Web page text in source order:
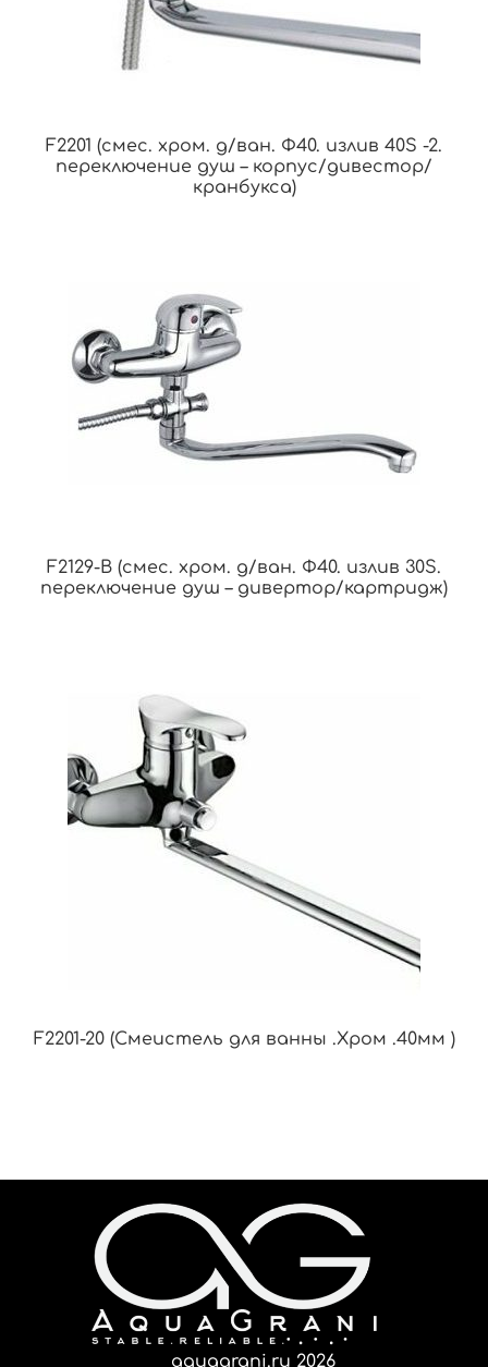
F2201 (смес. хром. д/ван. Ф40. излив 40S -2.
переключение душ – корпус/дивестор/
кранбукса)
F2129-B (смес. хром. д/ван. Ф40. излив 30S.
переключение душ – дивертор/картридж)
F2201-20 (Смеистель для ванны .Хром .40мм )
aquagrani.ru 2026